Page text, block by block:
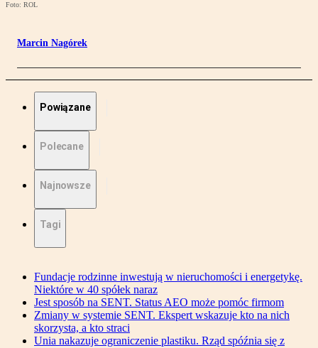
Foto: ROL
Marcin Nagórek
Powiązane
Polecane
Najnowsze
Tagi
Fundacje rodzinne inwestują w nieruchomości i energetykę.
Niektóre w 40 spółek naraz
Jest sposób na SENT. Status AEO może pomóc firmom
Zmiany w systemie SENT. Ekspert wskazuje kto na nich
skorzysta, a kto straci
Unia nakazuje ograniczenie plastiku. Rząd spóźnia się z